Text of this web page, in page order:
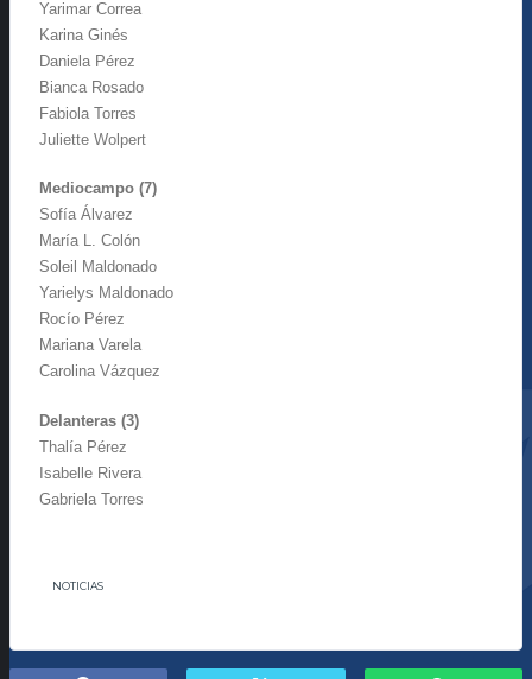
Yarimar Correa
Karina Ginés
Daniela Pérez
Bianca Rosado
Fabiola Torres
Juliette Wolpert
Mediocampo (7)
Sofía Álvarez
María L. Colón
Soleil Maldonado
Yarielys Maldonado
Rocío Pérez
Mariana Varela
Carolina Vázquez
Delanteras (3)
Thalía Pérez
Isabelle Rivera
Gabriela Torres
NOTICIAS